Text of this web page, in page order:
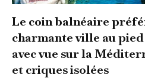
Le coin balnéaire
charmante ville au
avec vue sur la
et criques isolées